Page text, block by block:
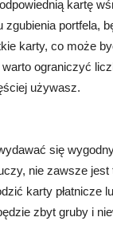
kartę
portfela,
karty, co może
ograniczyć
używasz.
się
nie zawsze jest
karty płatnicze
zbyt gruby i